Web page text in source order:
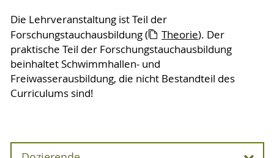
Die Lehrveranstaltung ist Teil der
Forschungstauchausbildung (
Theorie). Der
praktische Teil der Forschungstauchausbildung
beinhaltet Schwimmhallen- und
Freiwasserausbildung, die nicht Bestandteil des
Curriculums sind!